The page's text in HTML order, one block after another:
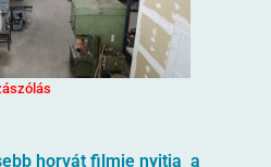
horvát filmje nyitja a